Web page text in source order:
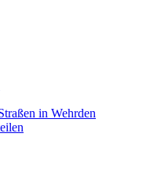
in Wehrden